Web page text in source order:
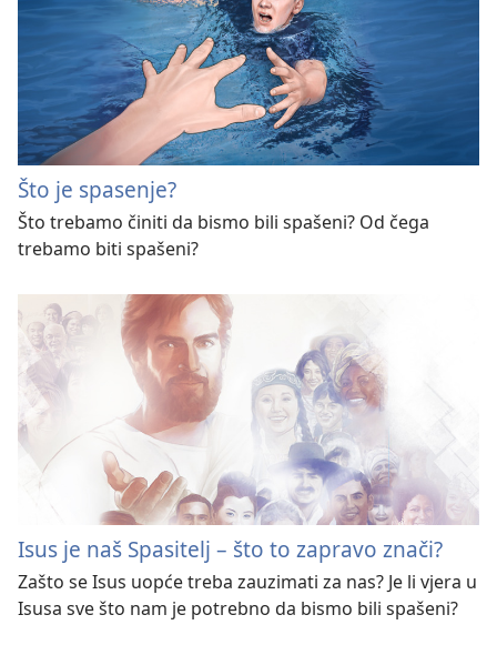
Što je spasenje?
Što trebamo činiti da bismo bili spašeni? Od čega
trebamo biti spašeni?
Isus je naš Spasitelj – što to zapravo znači?
Zašto se Isus uopće treba zauzimati za nas? Je li vjera u
Isusa sve što nam je potrebno da bismo bili spašeni?